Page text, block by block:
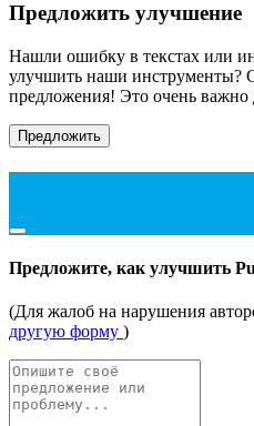
Предложить улучшение
Нашли ошибку в текстах или
улучшить наши инструменты?
предложения! Это очень важно
Предложить
Предложите, как улучшить
(Для жалоб на нарушения
другую форму )